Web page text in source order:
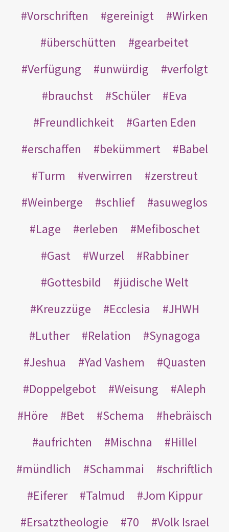
Vorschriften
gereinigt
Wirken
überschütten
gearbeitet
Verfügung
unwürdig
verfolgt
brauchst
Schüler
Eva
Freundlichkeit
Garten Eden
erschaffen
bekümmert
Babel
Turm
verwirren
zerstreut
Weinberge
schlief
asuweglos
Lage
erleben
Mefiboschet
Gast
Wurzel
Rabbiner
Gottesbild
jüdische Welt
Kreuzzüge
Ecclesia
JHWH
Luther
Relation
Synagoga
Jeshua
Yad Vashem
Quasten
Doppelgebot
Weisung
Aleph
Höre
Bet Schema
hebräisch
aufrichten
Mischna
Hillel
mündlich
Schammai
schriftlich
Eiferer
Talmud
Jom Kippur
Ersatztheologie
70 Volk Israel